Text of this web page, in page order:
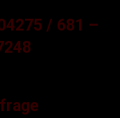
/ 681 –